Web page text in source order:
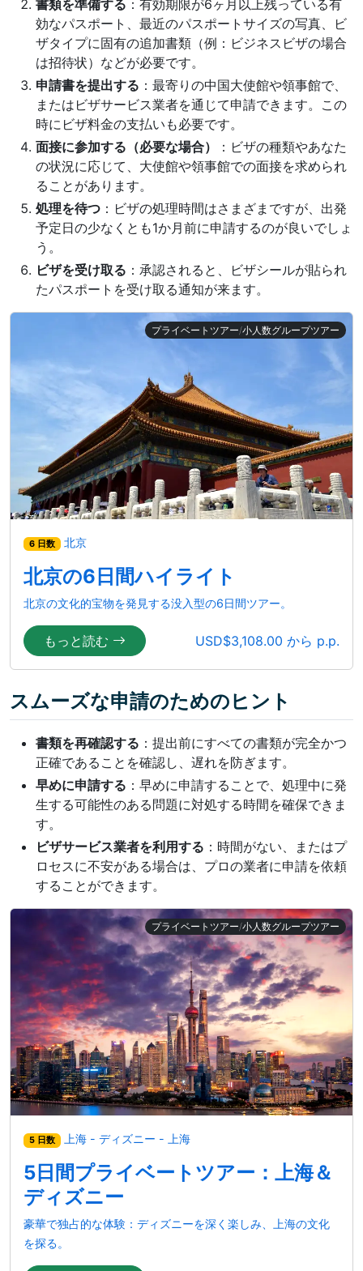
書類を準備する ：有効期限が6ヶ月以上残っている有
効なパスポート、最近のパスポートサイズの写真、ビ
ザタイプに固有の追加書類（例：ビジネスビザの場合
は招待状）などが必要です。
申請書を提出する ：最寄りの中国大使館や領事館で、
またはビザサービス業者を通じて申請できます。この
時にビザ料金の支払いも必要です。
面接に参加する（必要な場合）
：ビザの種類やあなた
の状況に応じて、大使館や領事館での面接を求められ
ることがあります。
処理を待つ ：ビザの処理時間はさまざまですが、出発
予定日の少なくとも1か月前に申請するのが良いでしょ
う。
ビザを受け取る ：承認されると、ビザシールが貼られ
たパスポートを受け取る通知が来ます。
プライベートツアー/小人数グループツアー
6 日数 北京
北京の6日間ハイライト
北京の文化的宝物を発見する没入型の6日間ツアー。
もっと読む USD$3,108.00 から p.p.
スムーズな申請のためのヒント
書類を再確認する ：提出前にすべての書類が完全かつ
正確であることを確認し、遅れを防ぎます。
早めに申請する ：早めに申請することで、処理中に発
生する可能性のある問題に対処する時間を確保できま
す。
ビザサービス業者を利用する ：時間がない、またはプ
ロセスに不安がある場合は、プロの業者に申請を依頼
することができます。
プライベートツアー/小人数グループツアー
5 日数 上海 - ディズニー - 上海
5日間プライベートツアー：上海＆
ディズニー
豪華で独占的な体験：ディズニーを深く楽しみ、上海の文化
を探る。